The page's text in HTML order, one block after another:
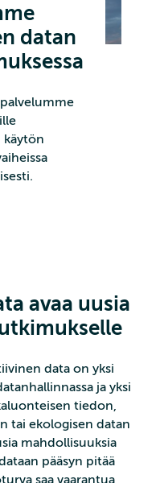
datan
käytön
avaa uusia
data on yksi
ja yksi
tiedon,
tai ekologisen datan
mahdollisuuksia
pääsyn pitää